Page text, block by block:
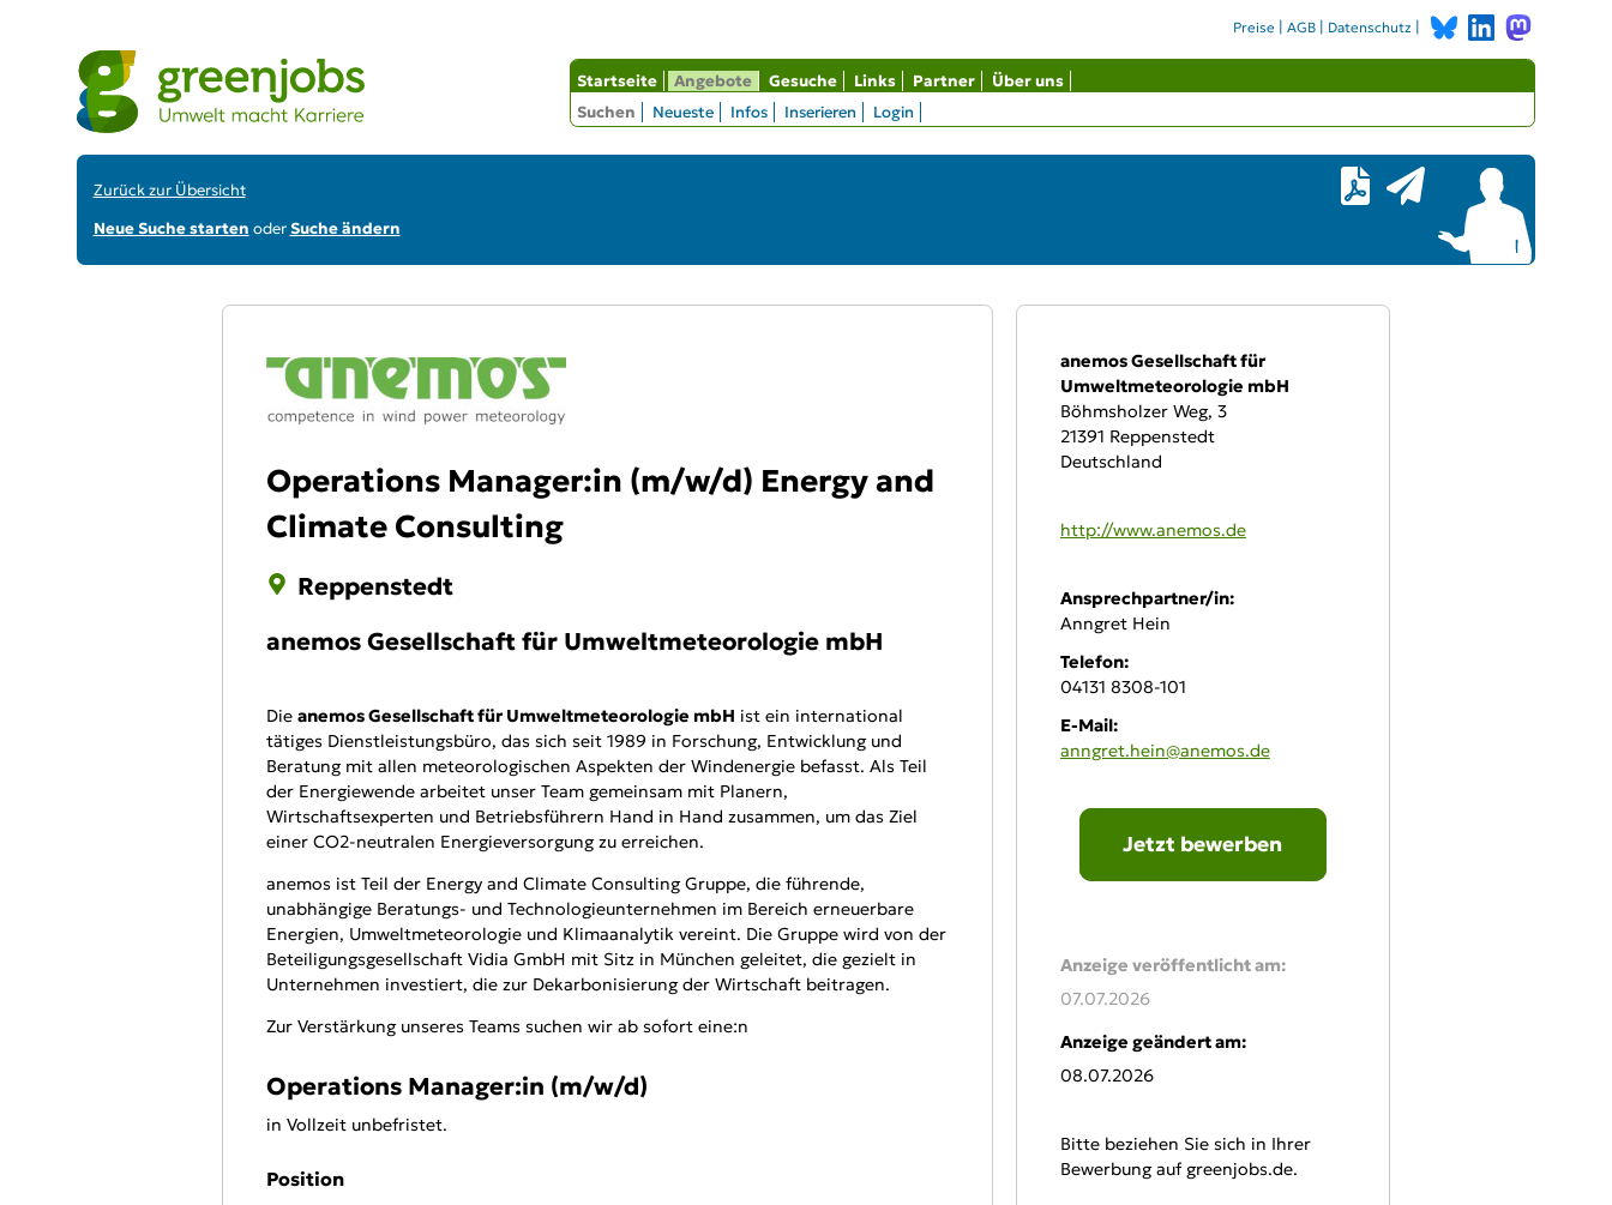
Preise |AGB | Datenschutz |
Startseite
Angebote
Suchen
Neueste Infos Inserieren Login
Gesuche Links Partner Über uns
Zurück zur Übersicht
Neue Suche starten oderSuche ändern
Operations Manager:in (m/w/d) Energy and
Climate Consulting
Reppenstedt
anemos Gesellschaft für Umweltmeteorologie mbH
Die anemos Gesellschaft für Umweltmeteorologie mbH ist ein international
tätiges Dienstleistungsbüro, das sich seit 1989 in Forschung, Entwicklung und
Beratung mit allen meteorologischen Aspekten der Windenergie befasst. Als Teil
der Energiewende arbeitet unser Team gemeinsam mit Planern,
Wirtschaftsexperten und Betriebsführern Hand in Hand zusammen, um das Ziel
einer CO2-neutralen Energieversorgung zu erreichen.
anemos ist Teil der Energy and Climate Consulting Gruppe, die führende,
unabhängige Beratungs- und Technologieunternehmen im Bereich erneuerbare
Energien, Umweltmeteorologie und Klimaanalytik vereint. Die Gruppe wird von der
Beteiligungsgesellschaft Vidia GmbH mit Sitz in München geleitet, die gezielt in
Unternehmen investiert, die zur Dekarbonisierung der Wirtschaft beitragen.
Zur Verstärkung unseres Teams suchen wir ab sofort eine:n
Operations Manager:in (m/w/d)
in Vollzeit unbefristet.
Position
Anbieter:
anemos Gesellschaft für
Umweltmeteorologie mbH
Böhmsholzer Weg, 3
21391 Reppenstedt
Deutschland
WWW:
http://www.anemos.de
Ansprechpartner/in:
Anngret Hein
Telefon:
04131 8308-101
E-Mail:
anngret.hein@anemos.de
Online-Bewerbung:
Jetzt bewerben
Anzeige veröffentlicht am:
07.07.2026
Anzeige geändert am:
08.07.2026
Bitte beziehen Sie sich in Ihrer
Bewerbung auf greenjobs.de.